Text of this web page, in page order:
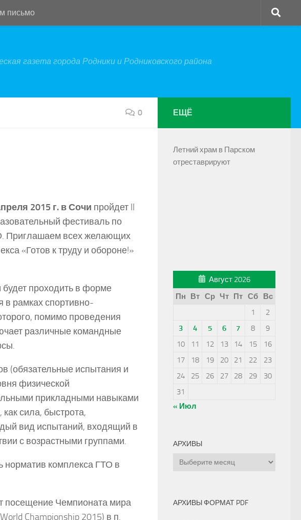
письмо
газета города Родники и Родниковского района
0
2015 г. в Сочи пройдет II
фестиваль по
Приглашаем всех желающих
«Готов к труду и обороне!»
будет проходить в форме
в рамках спортивно-
помимо проведения
различные командные
(обязательные испытания и
физической
прикладными навыками
сила, быстрота,
вид испытаний, входящий в
с возрастными группами.
норматив комплекса ГТО в
посещение Чемпионата мира
Championship 2015) в п.
ЕЩЁ
Летний храм в Парском
отреставрируют
Август 2026
Пн
Вт Ср Чт Пт Сб
Вс
1
2
3
4 5 6 7 8
9
10
11 12 13 14 15
16
17
18 19 20 21 22
23
24
25 26 27 28 29
30
31
« Июл
АРХИВЫ
Архивы
АРХИВЫ ФОРМАТ PDF